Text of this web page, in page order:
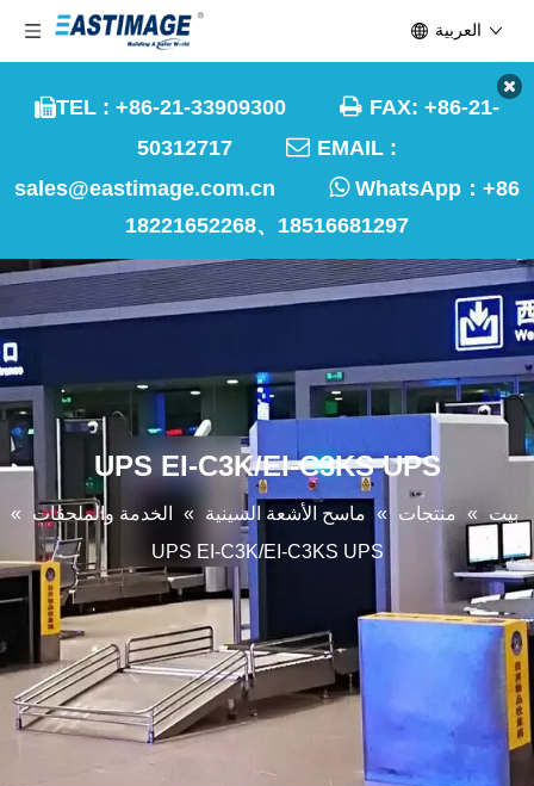
TEL : +86-21-33909300  FAX: +86-21-
50312717  EMAIL :
sales@eastimage.com.cn
WhatsApp： +86
18221652268、18516681297
العربية
UPS EI-C3K/EI-C3KS UPS
بيت » منتجات » ماسح الأشعة السينية » الخدمة والملحقات
»
UPS EI-C3K/EI-C3KS UPS